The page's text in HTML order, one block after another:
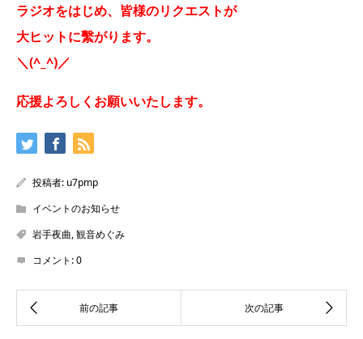
ラジオをはじめ、皆様のリクエストが
大ヒットに繫がります。
＼(^_^)／
応援よろしくお願いいたします。
投稿者: u7pmp
イベントのお知らせ
岩手夜曲,観音めぐみ
コメント:0